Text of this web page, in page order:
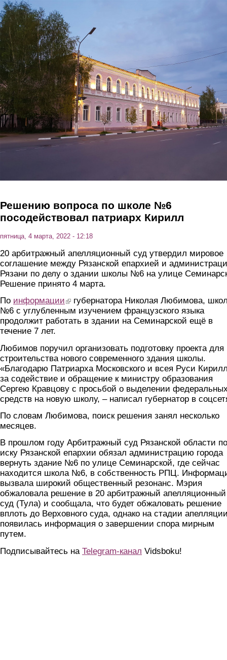
Перейти к основному содержанию
Решению вопроса по школе №6
посодействовал патриарх Кирилл
пятница, 4 марта, 2022 - 12:18
20 арбитражный апелляционный суд утвердил мировое
соглашение между Рязанской епархией и
Рязани по делу о здании школы №6 на улице
Решение принято 4 марта.
По информации (link is external)
губернатора Николая Любимова,
№6 с углубленным изучением французского языка
продолжит работать в здании на Семинарской ещё в
течение 7 лет.
Любимов поручил организовать подготовку проекта для
строительства нового современного здания школы.
«Благодарю Патриарха Московского и всея Руси
за содействие и обращение к министру образования
Сергею Кравцову с просьбой о выделении
средств на новую школу, – написал губернатор в
По словам Любимова, поиск решения занял несколько
месяцев.
В прошлом году Арбитражный суд Рязанской области по
иску Рязанской епархии обязал администрацию города
вернуть здание №6 по улице Семинарской, где сейчас
находится школа №6, в собственность РПЦ.
вызвала широкий общественный резонанс. Мэрия
обжаловала решение в 20 арбитражный апелляционный
суд (Тула) и сообщала, что будет обжаловать решение
вплоть до Верховного суда, однако на стадии
появилась информация о завершении спора мирным
путем.
Подписывайтесь на Telegram-канал Vidsboku!